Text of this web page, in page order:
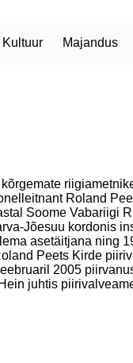
Kultuur Majandus
Roland
Soome Vabariigi
Jõesuu kordonis
asetäitjana ning
Peets Kirde
2005
juhtis